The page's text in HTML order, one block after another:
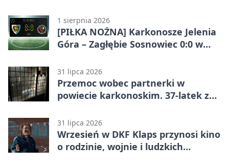
1 sierpnia 2026
[PIŁKA NOŻNA] Karkonosze Jelenia
Góra – Zagłębie Sosnowiec 0:0 w
31 lipca 2026
Przemoc wobec partnerki w
powiecie karkonoskim. 37-latek z
31 lipca 2026
Wrzesień w DKF Klaps przynosi kino
o rodzinie, wojnie i ludzkich